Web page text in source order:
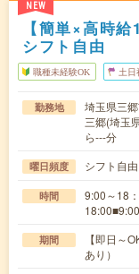
NEW
【簡単×高時
シフト自由
職種未経験OK 土日
勤務地
埼玉県三
三郷(埼玉
ら---分
曜日頻度 シフト自
時間
9:00～18
期間
【即日～
あり）